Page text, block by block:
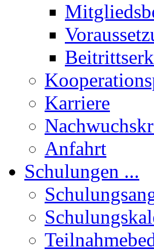
Karriere
Anfahrt
Schulungen ...